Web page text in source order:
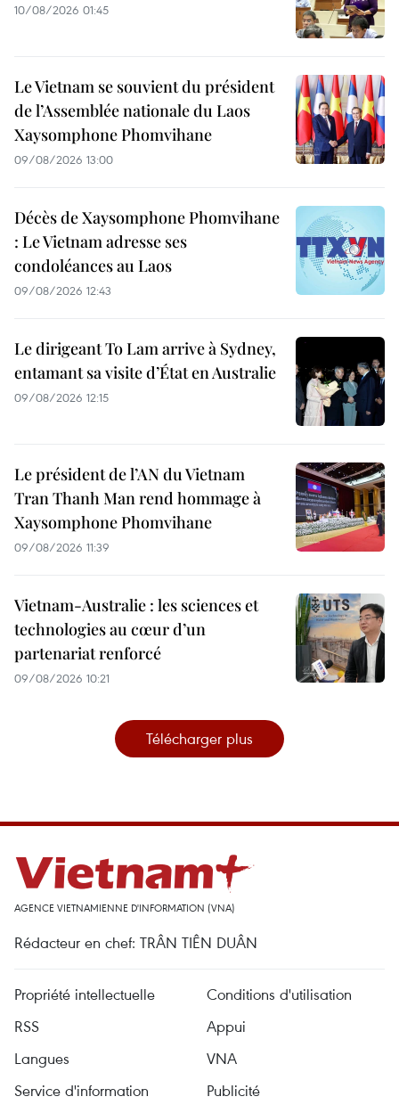
10/08/2026 01:45
Le Vietnam se souvient du président
de l’Assemblée nationale du Laos
Xaysomphone Phomvihane
09/08/2026 13:00
Décès de Xaysomphone Phomvihane
: Le Vietnam adresse ses
condoléances au Laos
09/08/2026 12:43
Le dirigeant To Lam arrive à Sydney,
entamant sa visite d’État en Australie
09/08/2026 12:15
Le président de l’AN du Vietnam
Tran Thanh Man rend hommage à
Xaysomphone Phomvihane
09/08/2026 11:39
Vietnam-Australie : les sciences et
technologies au cœur d’un
partenariat renforcé
09/08/2026 10:21
Télécharger plus
AGENCE VIETNAMIENNE D'INFORMATION (VNA)
Rédacteur en chef: TRÂN TIÊN DUÂN
Propriété intellectuelle
Conditions d'utilisation
RSS
Appui
Langues
VNA
Service d'information
Publicité